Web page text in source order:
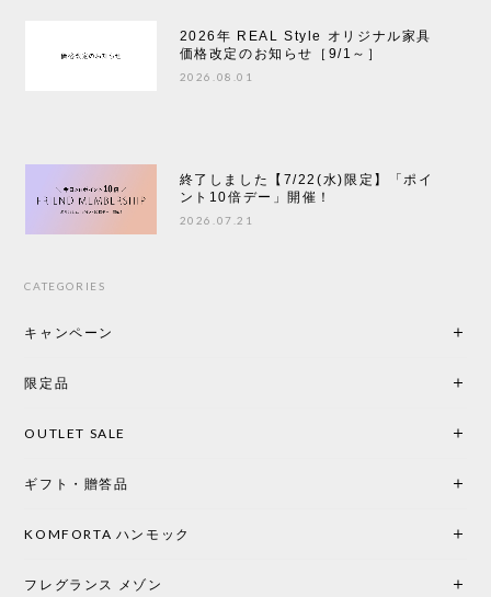
2026年 REAL Style オリジナル家具
価格改定のお知らせ［9/1～］
2026.08.01
終了しました【7/22(水)限定】「ポイ
ント10倍デー」開催！
2026.07.21
CATEGORIES
キャンペーン
限定品
OUTLET SALE
ギフト・贈答品
KOMFORTA ハンモック
フレグランス メゾン